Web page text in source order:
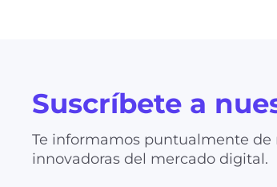
Suscríbete a
Te informamos puntualmente de
innovadoras del mercado digital.